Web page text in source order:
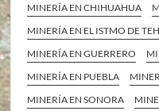
MINERÍA EN CHIHUAHUA
MINERÍA EN EL ISTMO DE
MINERÍA EN GUERRERO
MINERÍA EN PUEBLA
MINERÍA EN SONORA